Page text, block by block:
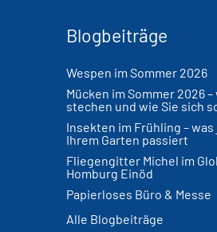
Blogbeiträge
Wespen im Sommer 2026
Mücken im Sommer 2026
stechen und wie Sie sich
Insekten im Frühling –
Ihrem Garten passiert
Fliegengitter Michel im
Homburg Einöd
Papierloses Büro & Messe
Alle Blogbeiträge